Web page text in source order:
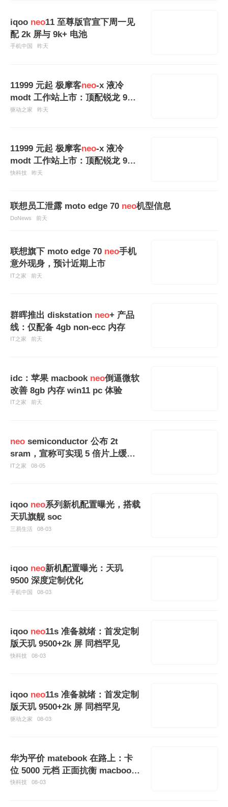
iqoo neo11 至尊版官宣下周一见
配 2k 屏与 9k+ 电池
手机中国 昨天
11999 元起 极摩客neo-x 液冷
modt 工作站上市：顶配锐龙 9
955hx3d
驱动之家 昨天
11999 元起 极摩客neo-x 液冷
modt 工作站上市：顶配锐龙 9
955hx3d
快科技 昨天
联想员工泄露 moto edge 70 neo机型信息
DoNews 前天
联想旗下 moto edge 70 neo手机
意外现身，预计近期上市
IT之家 前天
群晖推出 diskstation neo+ 产品
线：仅配备 4gb non-ecc 内存
IT之家 前天
idc：苹果 macbook neo倒逼微软
改善 8gb 内存 win11 pc 体验
IT之家 前天
neo semiconductor 公布 2t
sram，宣称可实现 5 倍片上缓存
容量
IT之家 08-05
iqoo neo系列新机配置曝光，搭载
天玑旗舰 soc
三易生活 08-03
iqoo neo新机配置曝光：天玑
9500 深度定制优化
手机中国 08-03
iqoo neo11s 准备就绪：首发定制
版天玑 9500+2k 屏 同档罕见
快科技 08-03
iqoo neo11s 准备就绪：首发定制
版天玑 9500+2k 屏 同档罕见
驱动之家 08-03
华为平价 matebook 在路上：卡
位 5000 元档 正面抗衡 macbook
neo
快科技 08-03